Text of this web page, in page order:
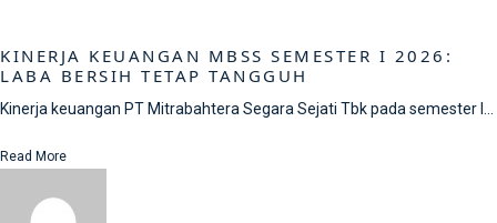
KINERJA KEUANGAN MBSS SEMESTER I 2026:
LABA BERSIH TETAP TANGGUH
Kinerja keuangan PT Mitrabahtera Segara Sejati Tbk pada semester I...
Read More